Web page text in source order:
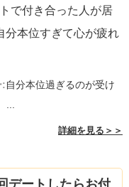
で付き合った人が居
分本位すぎて心が疲れ
:自分本位過ぎるのが受け
詳細を見る＞＞